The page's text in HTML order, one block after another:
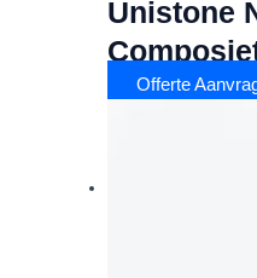
Unistone
Offerte